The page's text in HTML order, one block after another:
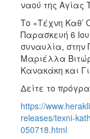
ναού της Αγίας
Το «Τέχνη Καθ’
Παρασκευή 6
συναυλία, στην
Μαριέλλα
Κανακάκη και
Δείτε το
https://
releases/texni-
050718.html